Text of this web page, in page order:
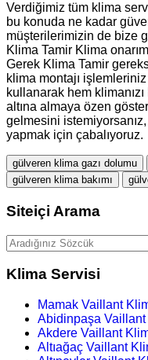
Verdiğimiz tüm klima
bu konuda ne kadar
müşterilerimizin de bize
Klima Tamir Klima
Gerek Klima Tamir
klima montajı
kullanarak hem
altına almaya özen
gelmesini
yapmak için çabalıyoruz.
gülveren klima gazı dolumu
gülveren klima bakımı
Siteiçi Arama
Klima Servisi
Mamak Vaillant
Abidinpaşa
Akdere Vaillant
Altıağaç Vaillant